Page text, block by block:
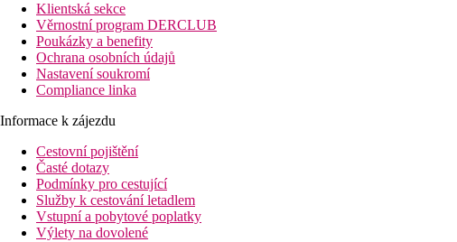
Klientská sekce
Věrnostní program DERCLUB
Poukázky a benefity
Ochrana osobních údajů
Nastavení soukromí
Compliance linka
Informace k zájezdu
Cestovní pojištění
Časté dotazy
Podmínky pro cestující
Služby k cestování letadlem
Vstupní a pobytové poplatky
Výlety na dovolené